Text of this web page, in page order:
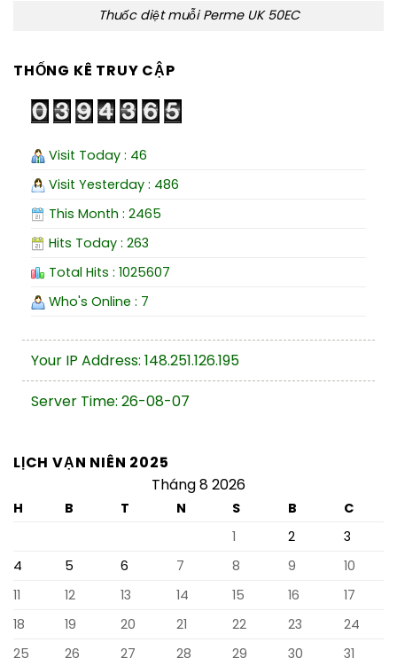
Thuốc diệt muỗi Perme UK 50EC
THỐNG KÊ TRUY CẬP
Visit Today : 46
Visit Yesterday : 486
This Month : 2465
Hits Today : 263
Total Hits : 1025607
Who's Online : 7
Your IP Address: 148.251.126.195
Server Time: 26-08-07
LỊCH VẠN NIÊN 2025
Tháng 8 2026
H B T N S B
C
1
2
3
4
5 6 7 8 9
10
11
12 13 14 15 16
17
18
19 20 21 22 23
24
25
26 27 28 29 30 31